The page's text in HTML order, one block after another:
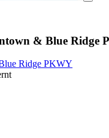
& Blue Ridge
Ridge PKWY